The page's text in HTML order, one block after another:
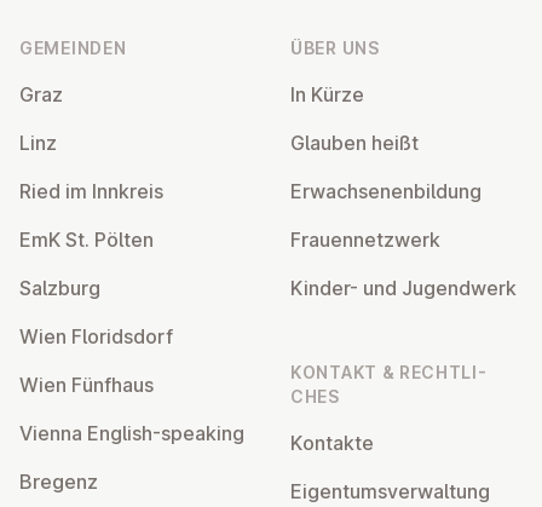
GEMEINDEN
Graz
Linz
Ried im Innkreis
EmK St. Pölten
Salzburg
Wien Flo­rids­dorf
Wien Fünfhaus
Vienna English-speaking
Bregenz
ÜBER UNS
In Kürze
Glauben heißt
Er­wach­se­nen­bil­dung
Frau­en­netz­werk
Kinder- und Ju­gend­werk
KONTAKT & RECHT­LI­
CHES
Kontakte
Ei­gen­tums­ver­wal­tung